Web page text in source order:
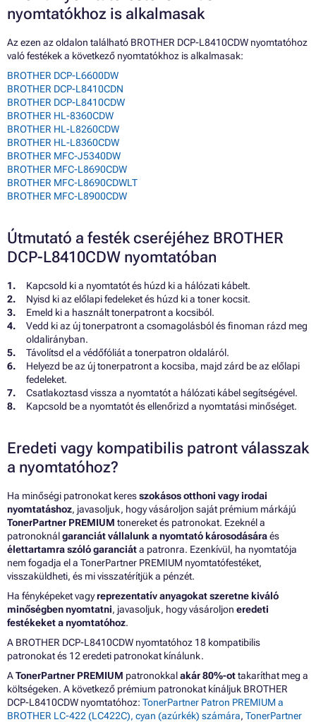
nyomtatókhoz is alkalmasak
Az ezen az oldalon található BROTHER DCP-L8410CDW nyomtatóhoz
való festékek a következő nyomtatókhoz is alkalmasak:
BROTHER DCP-L6600DW
BROTHER DCP-L8410CDN
BROTHER DCP-L8410CDW
BROTHER HL-8360CDW
BROTHER HL-L8260CDW
BROTHER HL-L8360CDW
BROTHER MFC-J5340DW
BROTHER MFC-L8690CDW
BROTHER MFC-L8690CDWLT
BROTHER MFC-L8900CDW
Útmutató a festék cseréjéhez BROTHER
DCP-L8410CDW nyomtatóban
Kapcsold ki a nyomtatót és húzd ki a hálózati kábelt.
Nyisd ki az előlapi fedeleket és húzd ki a toner kocsit.
Emeld ki a használt tonerpatront a kocsiból.
Vedd ki az új tonerpatront a csomagolásból és finoman rázd meg
oldalirányban.
Távolítsd el a védőfóliát a tonerpatron oldaláról.
Helyezd be az új tonerpatront a kocsiba, majd zárd be az előlapi
fedeleket.
Csatlakoztasd vissza a nyomtatót a hálózati kábel segítségével.
Kapcsold be a nyomtatót és ellenőrizd a nyomtatási minőséget.
Eredeti vagy kompatibilis patront válasszak
a nyomtatóhoz?
Ha minőségi patronokat keresszokásos otthoni vagy irodai
nyomtatáshoz, javasoljuk, hogy vásároljon saját prémium márkájú
TonerPartner PREMIUM tonereket és patronokat. Ezeknél a
patronoknálgaranciát vállalunk a nyomtató károsodásáraés
élettartamra szóló garanciáta patronra. Ezenkívül, ha nyomtatója
nem fogadja el a TonerPartner PREMIUM nyomtatófestéket,
visszaküldheti, és mi visszatérítjük a pénzét.
Ha fényképeket vagyreprezentatív anyagokat szeretne kiváló
minőségben nyomtatni, javasoljuk, hogy vásároljon eredeti
festékeket a nyomtatóhoz.
A BROTHER DCP-L8410CDW nyomtatóhoz 18 kompatibilis
patronokat és 12 eredeti patronokat kínálunk.
ATonerPartner PREMIUM patronokkalakár 80%-ottakaríthat meg a
költségeken. A következő prémium patronokat kínáljuk BROTHER
DCP-L8410CDW nyomtatóhoz: TonerPartner Patron PREMIUM a
BROTHER LC-422 (LC422C), cyan (azúrkék) számára, TonerPartner